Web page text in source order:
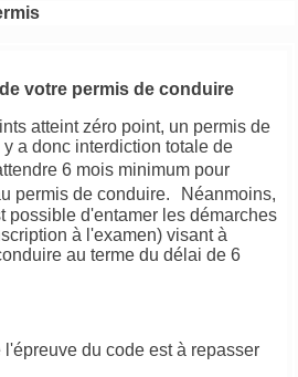
votre permis de conduire
atteint zéro point, un permis de
a donc interdiction totale de
6 mois minimum pour
permis de conduire. Néanmoins,
possible d'entamer les démarches
à l'examen) visant à
au terme du délai de 6
du code est à repasser